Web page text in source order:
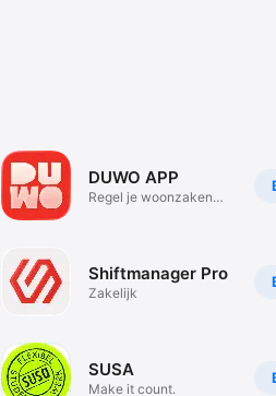
DUWO APP
Regel je woonzaken
Shiftmanager Pro
Zakelijk
SUSA
Make it count.